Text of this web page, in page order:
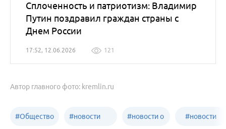
Сплоченность и патриотизм: Владимир
Путин поздравил граждан страны с
Днем России
17:52, 12.06.2026 121
Автор главного фото: kremlin.ru
#Общество #новости #новости о #новости